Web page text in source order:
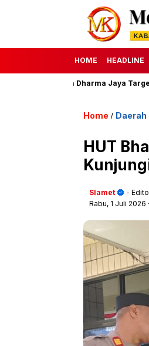
HOME HEADLINE
Perumda Dharma Jaya Targetkan
Home / Daerah
HUT
Slamet
-
Rabu, 1 Juli 2026